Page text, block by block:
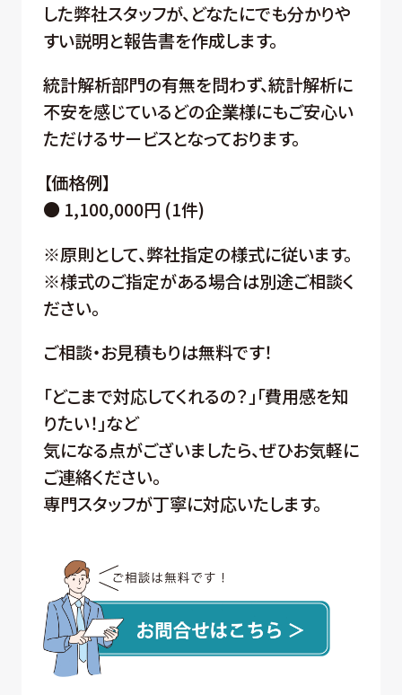
した弊社スタッフが、どなたにでも分かりや
すい説明と報告書を作成します。
統計解析部門の有無を問わず、統計解析に
不安を感じているどの企業様にもご安心い
ただけるサービスとなっております。
【価格例】
● 1,100,000円 (1件)
※原則として、弊社指定の様式に従います。
※様式のご指定がある場合は別途ご相談く
ださい。
ご相談・お見積もりは無料です！
「どこまで対応してくれるの？」「費用感を知
りたい！」など
気になる点がございましたら、ぜひお気軽に
ご連絡ください。
専門スタッフが丁寧に対応いたします。